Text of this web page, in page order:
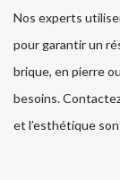
Nos experts
pour garantir un
brique, en pierre
besoins.
et l’esthétique